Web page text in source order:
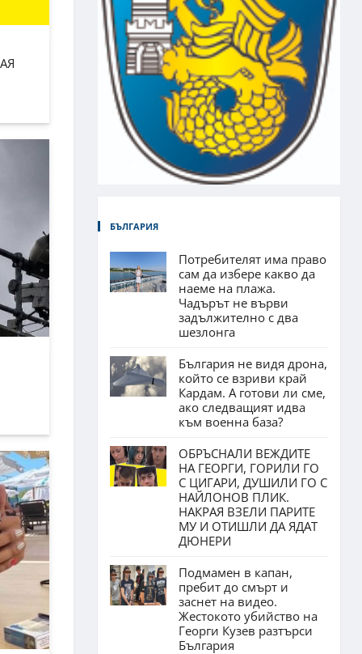
БЪЛГАРИЯ
Потребителят има право
сам да избере какво да
наеме на плажа.
Чадърът не върви
задължително с два
шезлонга
България не видя дрона,
който се взриви край
Кардам. А готови ли сме,
ако следващият идва
към военна база?
ОБРЪСНАЛИ ВЕЖДИТЕ
НА ГЕОРГИ, ГОРИЛИ ГО
С ЦИГАРИ, ДУШИЛИ ГО С
НАЙЛОНОВ ПЛИК.
НАКРАЯ ВЗЕЛИ ПАРИТЕ
МУ И ОТИШЛИ ДА ЯДАТ
ДЮНЕРИ
Подмамен в капан,
пребит до смърт и
заснет на видео.
Жестокото убийство на
Георги Кузев разтърси
България